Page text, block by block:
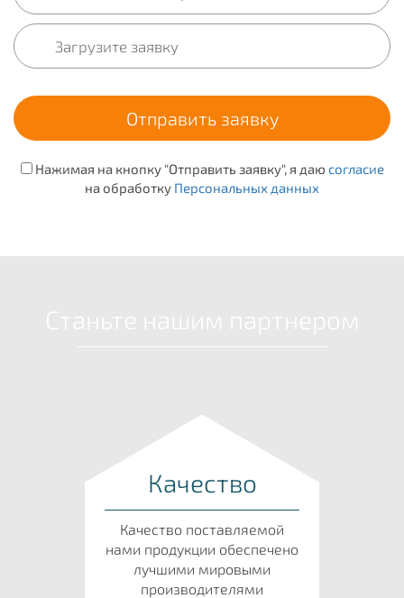
Нажимая на кнопку "Отправить заявку", я даю согласие
на обработку Персональных данных
Качество
Качество поставляемой
нами продукции обеспечено
лучшими мировыми
производителями